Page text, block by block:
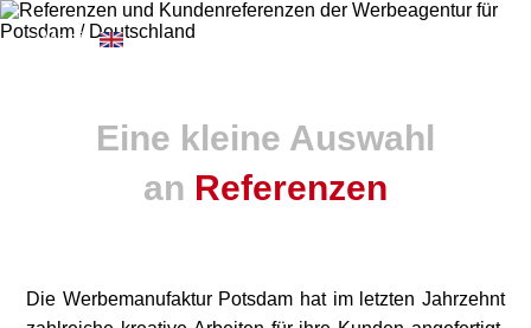
≡ Menü
Eine kleine Auswahl
an Referenzen
Die Werbemanufaktur Potsdam hat im letzten Jahrzehnt